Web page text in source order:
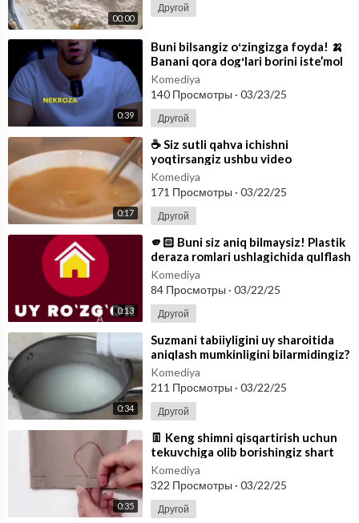
00:00
Другой
0:39
⁣Buni bilsangiz oʻzingizga foyda! 🍌
Banani qora dogʻlari borini iste’mol
qilishimiz kerak!
Komediya
140 Просмотры · 03/23/25
Другой
0:17
⁣☕️ Siz sutli qahva ichishni
yoqtirsangiz ushbu video
koʻrishingiz shart! 🥛 Har doim
svejiy sutli qa
Komediya
171 Просмотры · 03/22/25
Другой
0:13
⁣🫵🏻 Buni siz aniq bilmaysiz! Plastik
deraza romlari ushlagichida qulflash
rejimi borligini bilarmidi
Komediya
84 Просмотры · 03/22/25
Другой
0:34
⁣Suzmani tabiiyligini uy sharoitida
aniqlash mumkinligini bilarmidingiz?
Buni yoʻli juda ham oson! B
Komediya
211 Просмотры · 03/22/25
Другой
0:35
⁣👖 Keng shimni qisqartirish uchun
tekuvchiga olib borishingiz shart
emas! Siz ushbu usulda istalgan
Komediya
322 Просмотры · 03/22/25
Другой